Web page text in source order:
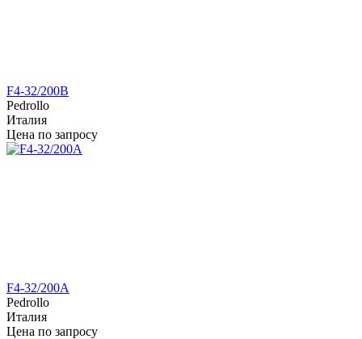
F4-32/200B
Pedrollo
Италия
Цена по запросу
F4-32/200A
Pedrollo
Италия
Цена по запросу